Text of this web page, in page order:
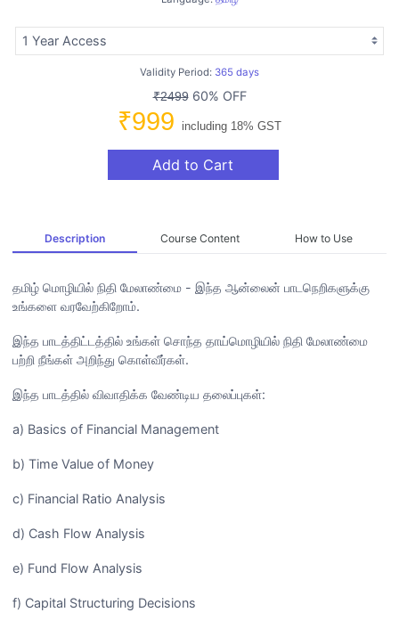
Validity Period: 365 days
₹249960% OFF
₹999 including 18% GST
Add to Cart
Description Course Content How to Use
தமிழ் மொழியில் நிதி மேலாண்மை - இந்த ஆன்லைன் பாடநெறிகளுக்கு
உங்களை வரவேற்கிறோம்.
இந்த பாடத்திட்டத்தில் உங்கள் சொந்த தாய்மொழியில் நிதி மேலாண்மை
பற்றி நீங்கள் அறிந்து கொள்வீர்கள்.
இந்த பாடத்தில் விவாதிக்க வேண்டிய தலைப்புகள்:
a) Basics of Financial Management
b) Time Value of Money
c) Financial Ratio Analysis
d) Cash Flow Analysis
e) Fund Flow Analysis
f) Capital Structuring Decisions